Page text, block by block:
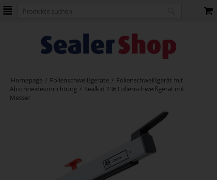
Homepage / Folienschweißgeräte / Folienschweißgerät mit
Abschneidevorrichtung / Sealkid 236 Folienschweißgerät mit
Messer